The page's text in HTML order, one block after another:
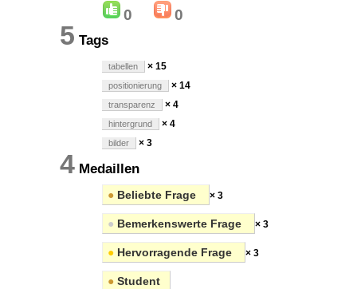
0 0
5 Tags
tabellen × 15
positionierung × 14
transparenz × 4
hintergrund × 4
bilder × 3
4 Medaillen
● Beliebte Frage × 3
● Bemerkenswerte Frage × 3
● Hervorragende Frage × 3
● Student